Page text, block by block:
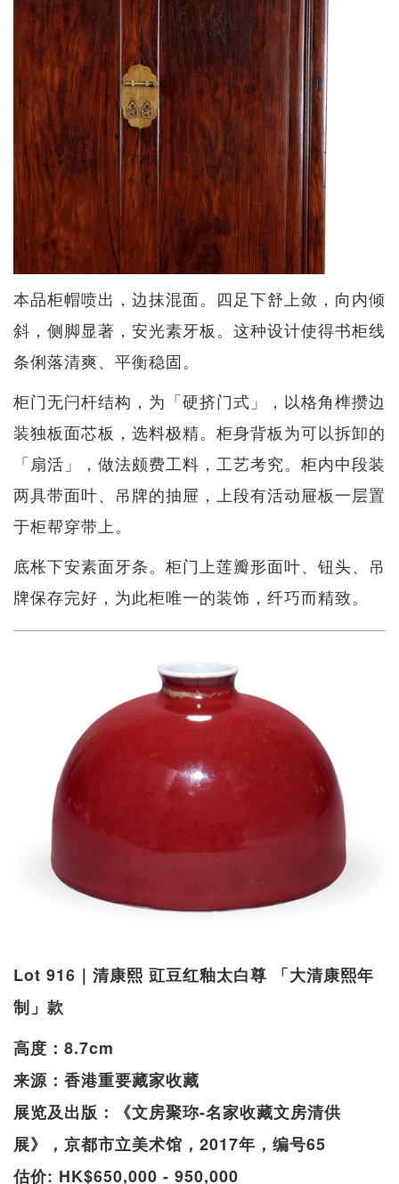
本品柜帽喷出，边抹混面。四足下舒上敛，向内倾
斜，侧脚显著，安光素牙板。这种设计使得书柜线
条俐落清爽、平衡稳固。
柜门无闩杆结构，为「硬挤门式」，以格角榫攒边
装独板面芯板，选料极精。柜身背板为可以拆卸的
「扇活」，做法颇费工料，工艺考究。柜内中段装
两具带面叶、吊牌的抽屉，上段有活动屉板一层置
于柜帮穿带上。
底枨下安素面牙条。柜门上莲瓣形面叶、钮头、吊
牌保存完好，为此柜唯一的装饰，纤巧而精致。
Lot 916｜清康熙 豇豆红釉太白尊 「大清康熙年
制」款
高度：8.7cm
来源：香港重要藏家收藏
展览及出版：《文房聚珎-名家收藏文房清供
展》，京都市立美术馆，2017年，编号65
估价: HK$650,000 - 950,000